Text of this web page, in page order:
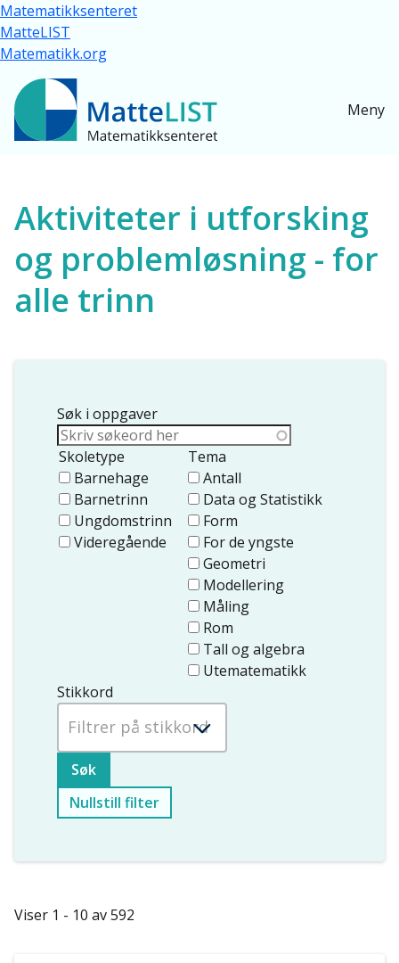
Hopp til hovedinnhold
Matematikksenteret
MatteLIST
Matematikk.org
Meny
Ressurser for alle
Aktiviteter i utforsking
og problemløsning - for
alle trinn
Søk i oppgaver
Skoletype
Barnehage
Barnetrinn
Ungdomstrinn
Videregående
Tema
Antall
Data og Statistikk
Form
For de yngste
Geometri
Modellering
Måling
Rom
Tall og algebra
Utematematikk
Stikkord
Nullstill filter
Viser 1 - 10 av 592